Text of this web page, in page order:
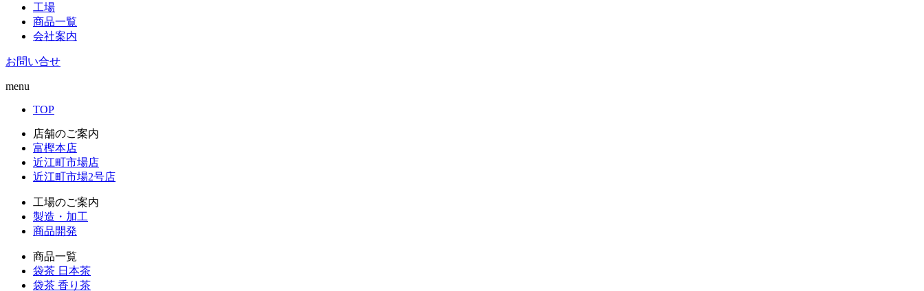
工場
商品一覧
会社案内
お問い合せ
menu
TOP
店舗のご案内
富樫本店
近江町市場店
近江町市場2号店
工場のご案内
製造・加工
商品開発
商品一覧
袋茶 日本茶
袋茶 香り茶